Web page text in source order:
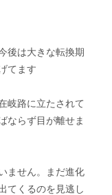
後は大きな転換期
てます
岐路に立たされて
ならず目が離せま
ません。まだ進化
てくるのを見逃し